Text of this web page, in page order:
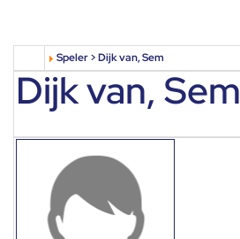
Speler > Dijk van, Sem
Dijk van, Sem